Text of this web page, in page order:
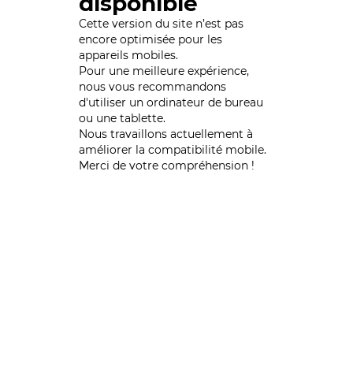
Cette version du site n’est pas
encore optimisée pour les
appareils mobiles.
Pour une meilleure expérience,
nous vous recommandons
d'utiliser un ordinateur de bureau
ou une tablette.
Nous travaillons actuellement à
améliorer la compatibilité mobile.
Merci de votre compréhension !